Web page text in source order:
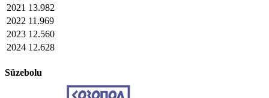
2021 13.982
2022 11.969
2023 12.560
2024 12.628
Süzebolu